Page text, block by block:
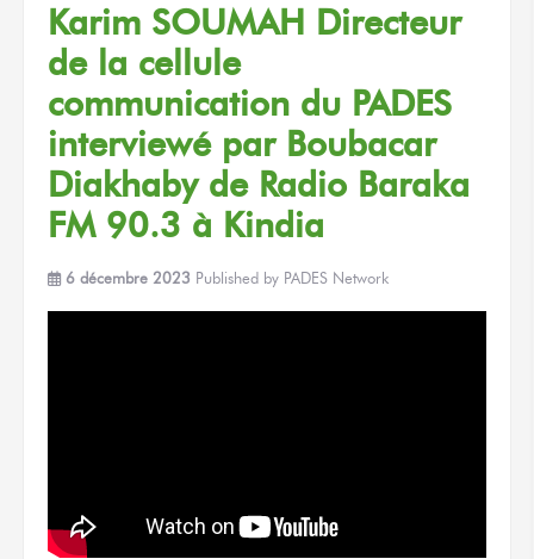
Karim SOUMAH Directeur
de la cellule
communication du PADES
interviewé par Boubacar
Diakhaby de Radio Baraka
FM 90.3 à Kindia
6 décembre 2023 Published by PADES Network